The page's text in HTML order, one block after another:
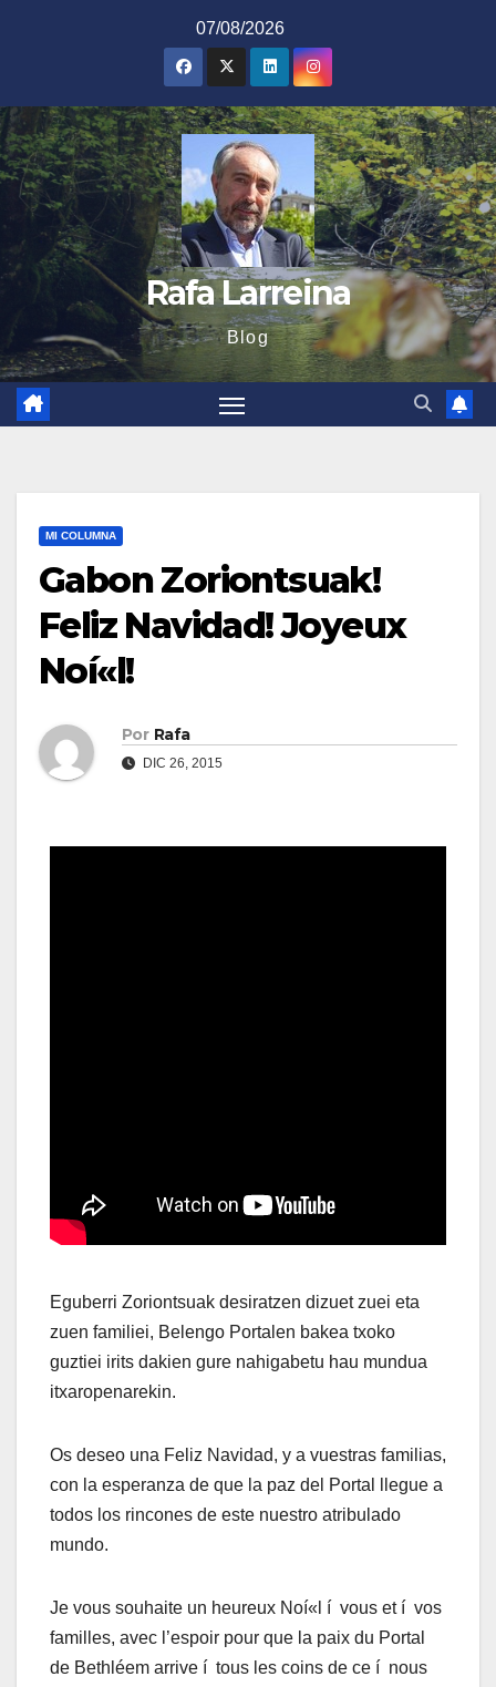
07/08/2026
Rafa Larreina
Blog
MI COLUMNA
Gabon Zoriontsuak!
Feliz Navidad! Joyeux
Noí«l!
Por Rafa
DIC 26, 2015
Eguberri Zoriontsuak desiratzen dizuet zuei eta
zuen familiei, Belengo Portalen bakea txoko
guztiei irits dakien gure nahigabetu hau mundua
itxaropenarekin.
Os deseo una Feliz Navidad, y a vuestras familias,
con la esperanza de que la paz del Portal llegue a
todos los rincones de este nuestro atribulado
mundo.
Je vous souhaite un heureux Noí«l í vous et í vos
familles, avec l’espoir pour que la paix du Portal
de Bethléem arrive í tous les coins de ce í nous